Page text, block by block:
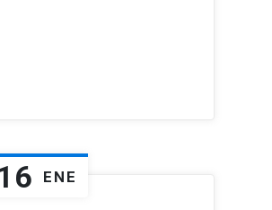
ENE